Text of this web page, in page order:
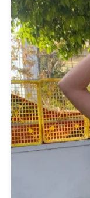
Large
Medium
one size
Small
FILTER BY